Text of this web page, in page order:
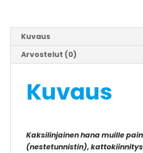
Kuvaus
Arvostelut (0)
Kuvaus
Kaksilinjainen hana muille
(nestetunnistin),